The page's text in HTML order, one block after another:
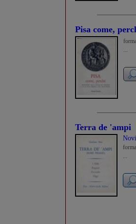
Pisa come,
...
Terra de 'ampi
...